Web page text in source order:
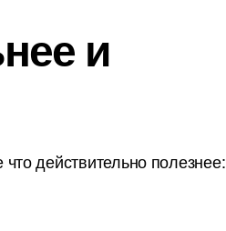
и
действительно полезнее: